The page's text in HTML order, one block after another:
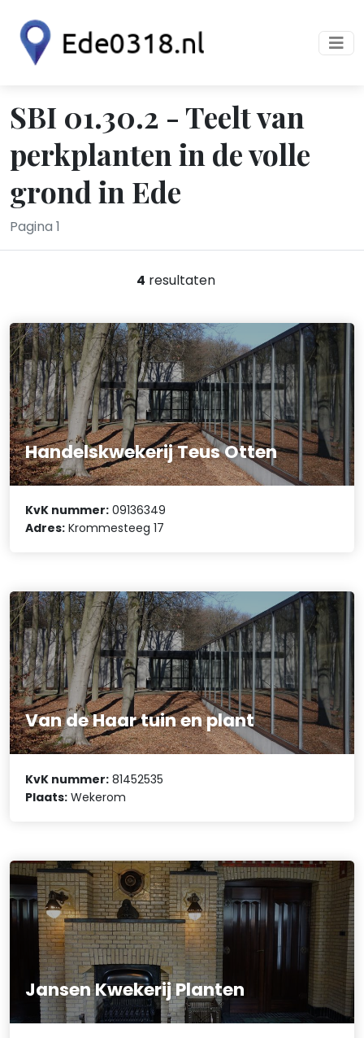
SBI 01.30.2 - Teelt van
perkplanten in de volle
grond in Ede
Pagina 1
4 resultaten
Handelskwekerij Teus Otten
KvK nummer: 09136349
Adres: Krommesteeg 17
Van de Haar tuin en plant
KvK nummer: 81452535
Plaats: Wekerom
Jansen Kwekerij Planten